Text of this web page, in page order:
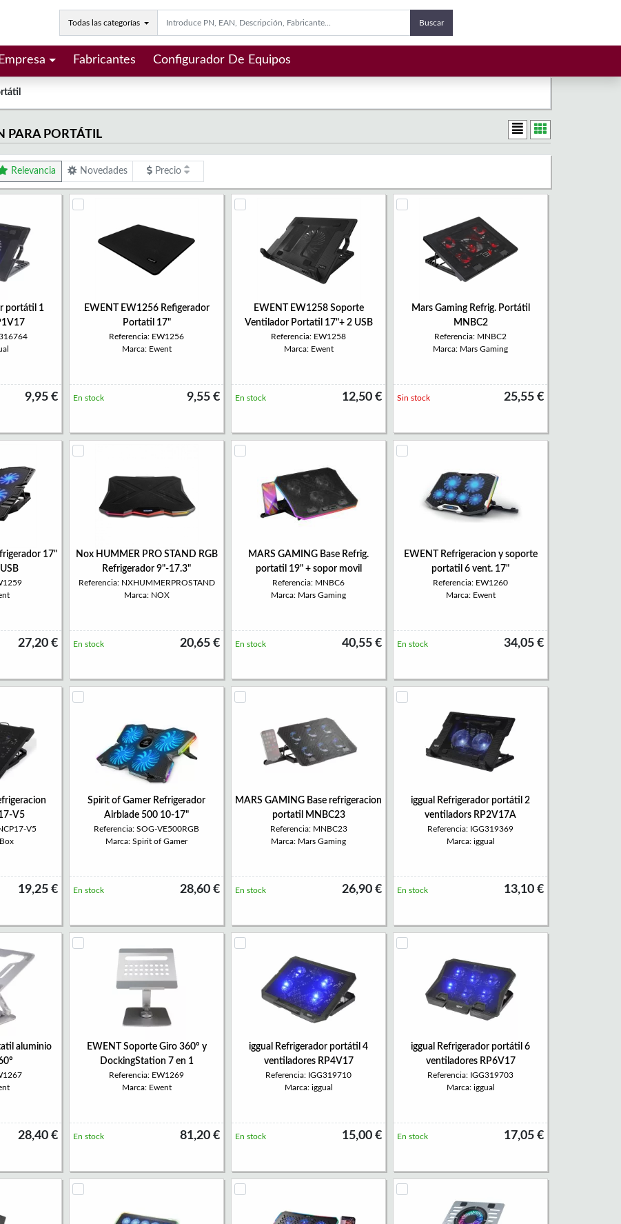
Todas las categorías Buscar
Fabricantes Configurador De Equipos
PARA PORTÁTIL
Relevancia Novedades Precio
portátil 1
9,95 €
EWENT EW1256 Refigerador
Portatil 17"
Referencia: EW1256
Marca: Ewent
9,55 €
En stock
EWENT EW1258 Soporte
Ventilador Portatil 17"+ 2 USB
Referencia: EW1258
Marca: Ewent
12,50 €
En stock
Mars Gaming Refrig. Portátil
MNBC2
Referencia: MNBC2
Marca: Mars Gaming
25,55 €
Sin stock
17"
27,20 €
Nox HUMMER PRO STAND RGB
Refrigerador 9"-17.3"
Referencia: NXHUMMERPROSTAND
Marca: NOX
20,65 €
En stock
MARS GAMING Base Refrig.
portatil 19" + sopor movil
Referencia: MNBC6
Marca: Mars Gaming
40,55 €
En stock
EWENT Refrigeracion y soporte
portatil 6 vent. 17"
Referencia: EW1260
Marca: Ewent
34,05 €
En stock
V5
V5
19,25 €
Spirit of Gamer Refrigerador
Airblade 500 10-17"
Referencia: SOG-VE500RGB
Marca: Spirit of Gamer
28,60 €
En stock
MARS GAMING Base refrigeracion
portatil MNBC23
Referencia: MNBC23
Marca: Mars Gaming
26,90 €
En stock
iggual Refrigerador portátil 2
ventiladors RP2V17A
Referencia: IGG319369
Marca: iggual
13,10 €
En stock
aluminio
28,40 €
EWENT Soporte Giro 360º y
DockingStation 7 en 1
Referencia: EW1269
Marca: Ewent
81,20 €
En stock
iggual Refrigerador portátil 4
ventiladores RP4V17
Referencia: IGG319710
Marca: iggual
15,00 €
En stock
iggual Refrigerador portátil 6
ventiladores RP6V17
Referencia: IGG319703
Marca: iggual
17,05 €
En stock